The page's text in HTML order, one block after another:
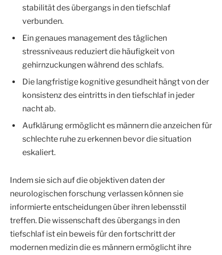
stabilität des übergangs in den tiefschlaf
verbunden.
Ein genaues management des täglichen
stressniveaus reduziert die häufigkeit von
gehirnzuckungen während des schlafs.
Die langfristige kognitive gesundheit hängt von der
konsistenz des eintritts in den tiefschlaf in jeder
nacht ab.
Aufklärung ermöglicht es männern die anzeichen für
schlechte ruhe zu erkennen bevor die situation
eskaliert.
Indem sie sich auf die objektiven daten der
neurologischen forschung verlassen können sie
informierte entscheidungen über ihren lebensstil
treffen. Die wissenschaft des übergangs in den
tiefschlaf ist ein beweis für den fortschritt der
modernen medizin die es männern ermöglicht ihre